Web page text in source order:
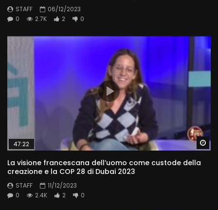
STAFF
06/12/2023
0
2.7K 2 0
47:22
La visione francescana dell’uomo come custode della
creazione e la COP 28 di Dubai 2023
STAFF
11/12/2023
0
2.4K 2 0